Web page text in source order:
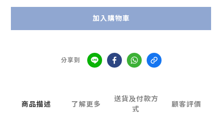
加入購物車
分享到
商品描述 了解更多
送貨及付款方
式
顧客評價